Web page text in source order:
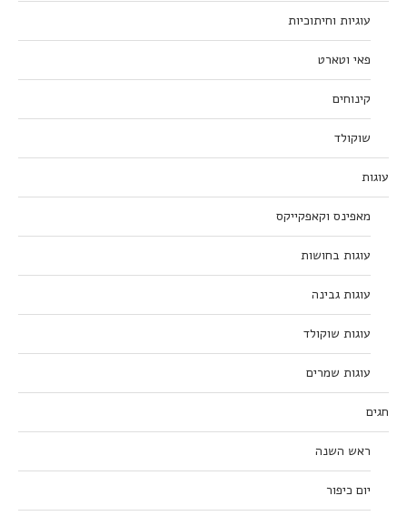
עוגיות וחיתוכיות
פאי וטארט
קינוחים
שוקולד
עוגות
מאפינס וקאפקייקס
עוגות בחושות
עוגות גבינה
עוגות שוקולד
עוגות שמרים
חגים
ראש השנה
יום כיפור